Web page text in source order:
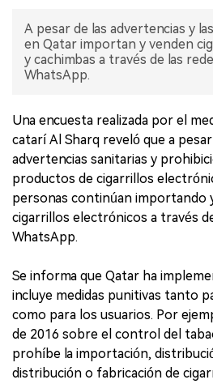
EXPOSICIÓN
ENTREVISTA
A pesar de las advertencias y
en Qatar importan y venden
y cachimbas a través de las
WhatsApp.
Una encuesta realizada por el
catarí Al Sharq reveló que a
advertencias sanitarias y
productos de cigarrillos
personas continúan importando
cigarrillos electrónicos a través
WhatsApp.
Se informa que Qatar ha
incluye medidas punitivas tanto
como para los usuarios. Por
de 2016 sobre el control del
prohíbe la importación,
distribución o fabricación de